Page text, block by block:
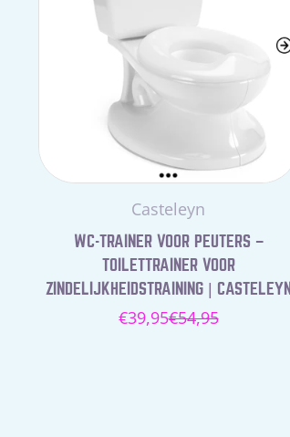
Leverancier:
Casteleyn
WC-TRAINER VOOR PEUTERS –
TOILETTRAINER VOOR
ZINDELIJKHEIDSTRAINING | CASTELEYN
Verkoopprijs
€39,95Normale
€54,95